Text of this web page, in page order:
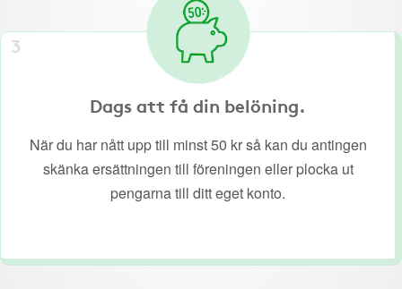
3
Dags att få din belöning.
När du har nått upp till minst 50 kr så kan du antingen
skänka ersättningen till föreningen eller plocka ut
pengarna till ditt eget konto.